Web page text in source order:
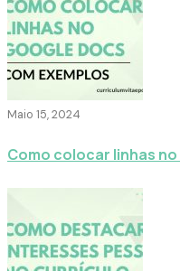
Maio 15, 2024
Como colocar linhas